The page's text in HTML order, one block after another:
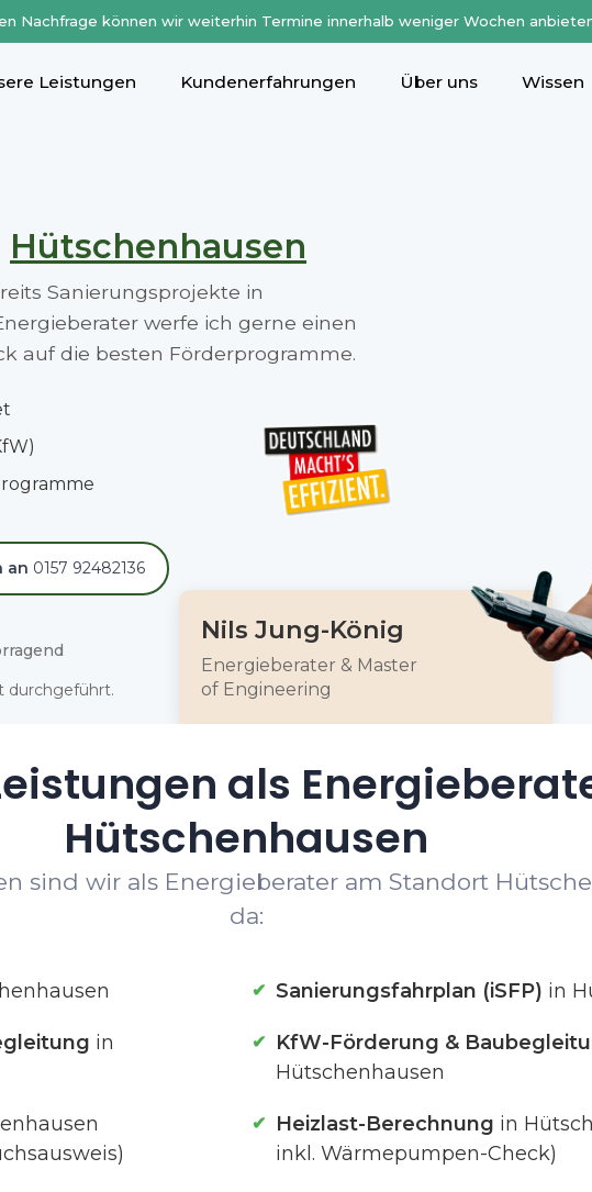
Nachfrage können wir weiterhin Termine innerhalb weniger Wochen
Leistungen Kundenerfahrungen Über uns Wissen
Hütschenhausen
Sanierungsprojekte in
werfe ich gerne einen
auf die besten Förderprogramme.
an 0157 92482136
durchgeführt.
Nils Jung-König
Energieberater & Master
of Engineering
als
Hütschenhausen
sind wir als Energieberater am Standort
da:
Sanierungsfahrplan (iSFP) in
in KfW-Förderung &
Hütschenhausen
Heizlast-Berechnung in
inkl. Wärmepumpen-Check)